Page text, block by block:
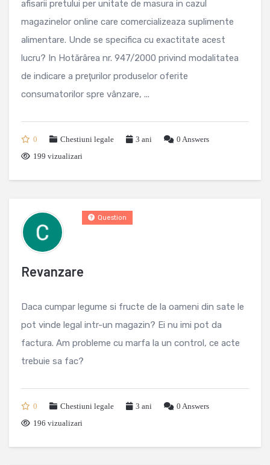
afisarii pretului per unitate de masura in cazul
magazinelor online care comercializeaza suplimente
alimentare. Unde se specifica cu exactitate acest
lucru? In Hotărârea nr. 947/2000 privind modalitatea
de indicare a preţurilor produselor oferite
consumatorilor spre vânzare, ...
0 Chestiuni legale 3 ani 0 Answers
199 vizualizari
Revanzare
Question
Daca cumpar legume si fructe de la oameni din sate le
pot vinde legal intr-un magazin? Ei nu imi pot da
factura. Am probleme cu marfa la un control, ce acte
trebuie sa fac?
0 Chestiuni legale 3 ani 0 Answers
196 vizualizari